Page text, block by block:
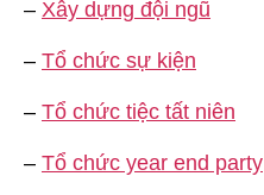
– Xây dựng đội ngũ
– Tổ chức sự kiện
– Tổ chức tiệc tất niên
– Tổ chức year end party